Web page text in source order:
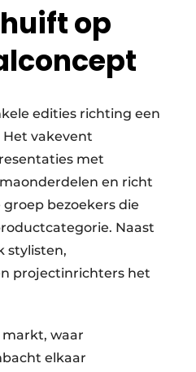
op
edities richting een
vakevent
met
en richt
bezoekers die
Naast
stylisten,
projectinrichters het
markt, waar
elkaar